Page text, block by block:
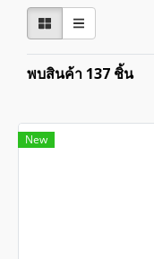
พบสินค้า 137 ชิ้น
New